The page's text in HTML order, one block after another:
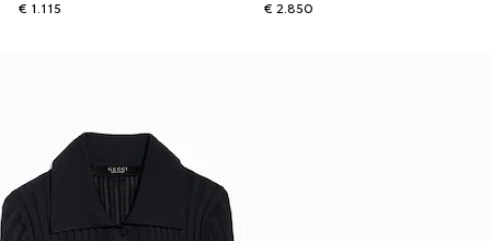
€ 1.115
€ 2.850